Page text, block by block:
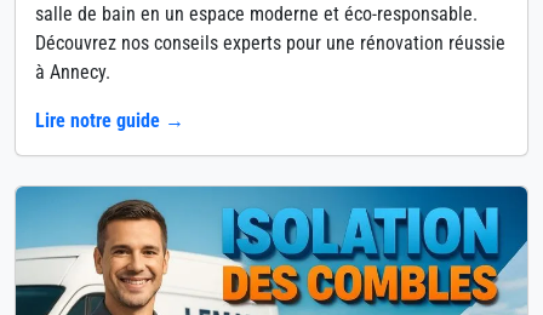
salle de bain en un espace moderne et éco-responsable.
Découvrez nos conseils experts pour une rénovation réussie
à Annecy.
Lire notre guide →